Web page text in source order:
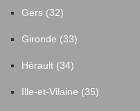
Gers (32)
Gironde (33)
Hérault (34)
Ille-et-Vilaine (35)